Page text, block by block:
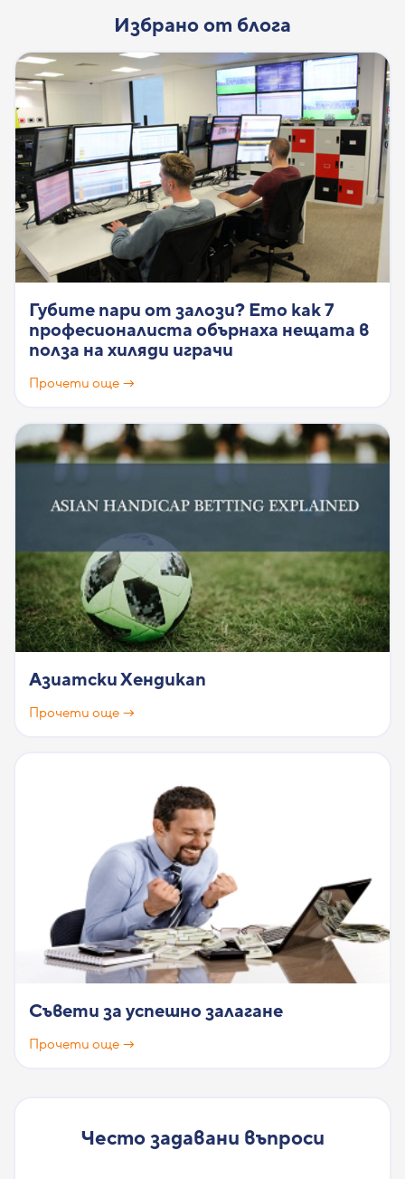
Избрано от блога
Губите пари от залози? Ето как 7
професионалиста обърнаха нещата в
полза на хиляди играчи
Прочети още →
Азиатски Хендикап
Прочети още →
Съвети за успешно залагане
Прочети още →
Често задавани въпроси